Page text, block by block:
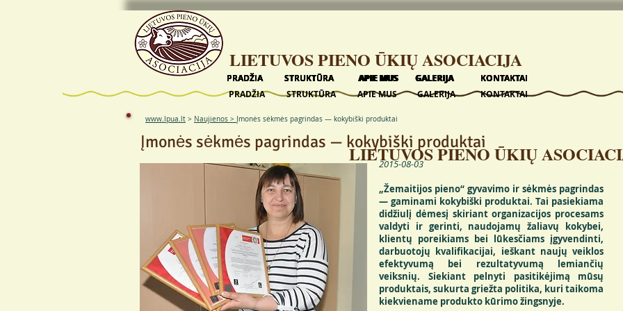
KONTAKTAI
GALERIJA
APIE MUS
STRUKTŪRA
PRADŽIA STRUKTŪRA APIE MUS
PRADŽIA GALERIJA KONTAKTAI
PRADŽIA STRUKTŪRA APIE MUS GALERIJA KONTAKTAI
PRADŽIA STRUKTŪRA APIE MUS GALERIJA KONTAKTAI
PRADŽIA STRUKTŪRA APIE MUS GALERIJA KONTAKTAI
LIETUVOS PIENO ŪKIŲ
LIETUVOS PIENO ŪKIŲ ASOCIACIJA
PRADŽIA STRUKTŪRA APIE MUS GALERIJA KONTAKTAI
2015-08-03
„Žemaitijos pieno“ gyvavimo ir sėkmės pagrindas
— gaminami kokybiški produktai. Tai pasiekiama
didžiulį dėmesį skiriant organizacijos procesams
valdyti ir gerinti, naudojamų žaliavų kokybei,
klientų poreikiams bei lūkesčiams įgyvendinti,
darbuotojų kvalifikacijai, ieškant naujų veiklos
efektyvumą bei rezultatyvumą lemiančių
veiksnių. Siekiant pelnyti pasitikėjimą mūsų
produktais, sukurta griežta politika, kuri taikoma
kiekviename produkto kūrimo žingsnyje.
Įmonės sėkmės pagrindas — kokybiški produktai
www.lpua.lt > Naujienos > Įmonės sėkmės pagrindas — kokybiški produktai